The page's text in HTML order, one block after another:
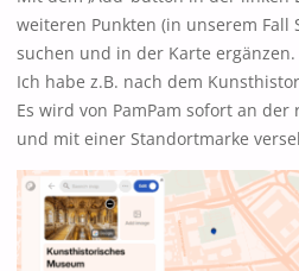
weiteren Punkten (in unserem Fall
suchen und in der Karte ergänzen.
Ich habe z.B. nach dem
Es wird von PamPam sofort an
und mit einer Standortmarke